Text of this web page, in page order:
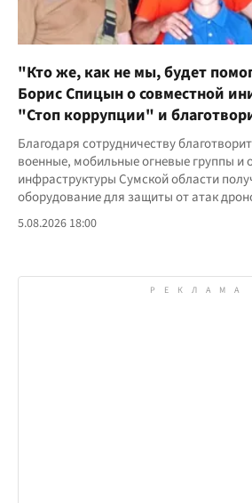
"Кто же, как не мы, будет
Борис Спицын о совместной
"Стоп коррупции" и
Благодаря сотрудничеству
военные, мобильные огневые группы и
инфраструктуры Сумской области
оборудование для защиты от атак
5.08.2026 18:00